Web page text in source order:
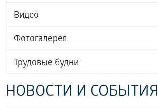
Видео
Фотогалерея
Трудовые будни
НОВОСТИ И СОБЫТИЯ